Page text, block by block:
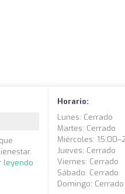
leyendo
Horario:
Lunes: Cerrado
Martes: Cerrado
Miércoles:
Jueves: Cerrado
Viernes: Cerrado
Sábado: Cerrado
Domingo: Cerrado